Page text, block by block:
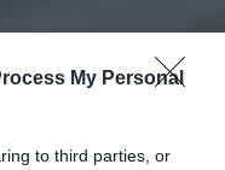
My Personal
to third parties, or